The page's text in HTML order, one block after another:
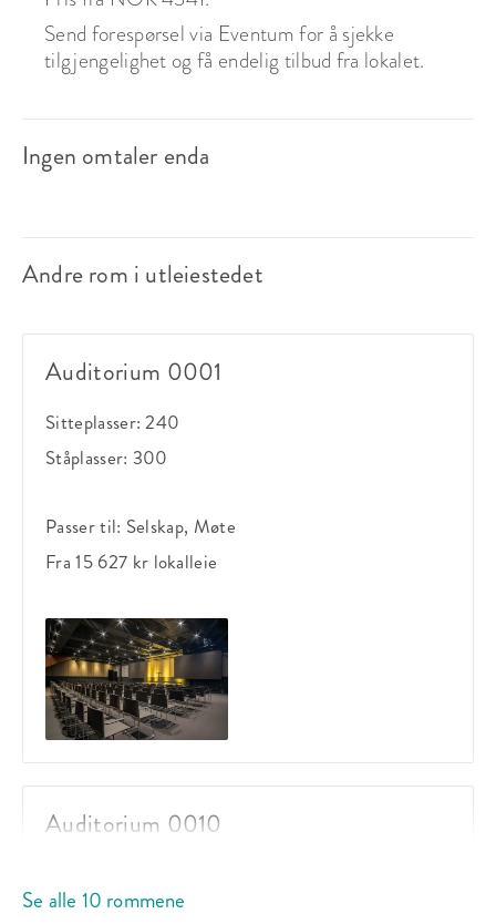
Send forespørsel via Eventum for å sjekke
tilgjengelighet og få endelig tilbud fra lokalet.
Ingen omtaler enda
Andre rom i utleiestedet
Auditorium 0001
Sitteplasser:240
Ståplasser: 300
Passer til: Selskap, Møte
Fra 15 627 kr lokalleie
Auditorium 0010
Ståplasser:250
Se alle 10 rommene